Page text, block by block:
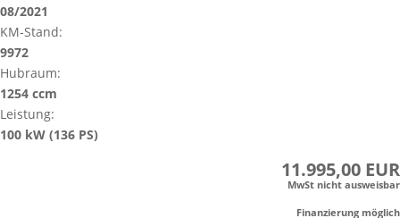
08/2021
KM-Stand:
9972
Hubraum:
1254 ccm
Leistung:
100 kW (136 PS)
11.995,00 EUR
MwSt nicht ausweisbar
Finanzierung möglich